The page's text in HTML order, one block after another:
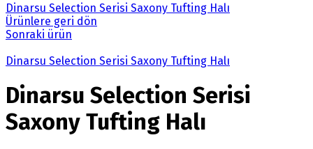
Dinarsu Selection Serisi Saxony Tufting Halı
Ürünlere geri dön
Sonraki ürün
Dinarsu Selection Serisi Saxony Tufting Halı
Dinarsu Selection Serisi
Saxony Tufting Halı